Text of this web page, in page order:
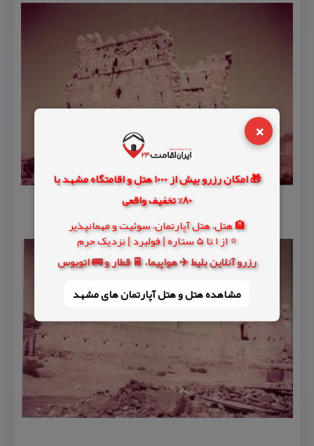
×
🎁 امکان رزرو بیش از 1000 هتل و اقامتگاه مشهد با
80% تخفیف واقعی
🏨 هتل، هتل آپارتمان، سوئیت و مهمانپذیر
⭐ از 1 تا 5 ستاره | فولبرد | نزدیک حرم
رزرو آنلاین بلیط ✈️ هواپیما، 🚆 قطار و 🚌 اتوبوس
مشاهده هتل و هتل‌ آپارتمان های مشهد